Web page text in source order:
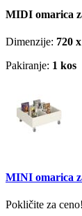
MIDI omarica
Dimenzije: 720
Pakiranje: 1 kos
MINI omarica
Pokličite za ceno!